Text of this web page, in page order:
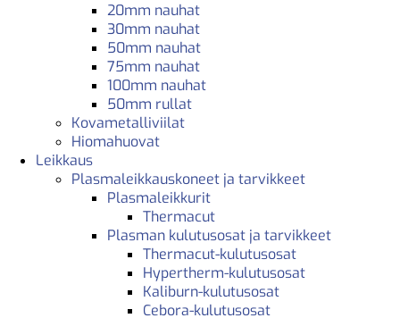
20mm nauhat
30mm nauhat
50mm nauhat
75mm nauhat
100mm nauhat
50mm rullat
Kovametalliviilat
Hiomahuovat
Leikkaus
Plasmaleikkauskoneet ja tarvikkeet
Plasmaleikkurit
Thermacut
Plasman kulutusosat ja tarvikkeet
Thermacut-kulutusosat
Hypertherm-kulutusosat
Kaliburn-kulutusosat
Cebora-kulutusosat